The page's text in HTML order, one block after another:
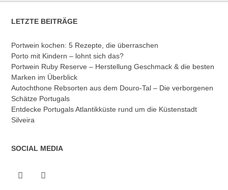
LETZTE BEITRÄGE
Portwein kochen: 5 Rezepte, die überraschen
Porto mit Kindern – lohnt sich das?
Portwein Ruby Reserve – Herstellung Geschmack & die besten
Marken im Überblick
Autochthone Rebsorten aus dem Douro-Tal – Die verborgenen
Schätze Portugals
Entdecke Portugals Atlantikküste rund um die Küstenstadt
Silveira
SOCIAL MEDIA